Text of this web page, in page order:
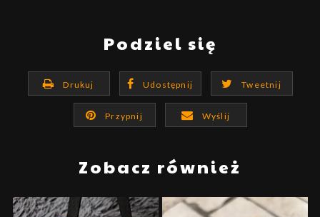
Podziel się
Drukuj Udostępnij Tweetnij
Przypnij Wyślij
Zobacz również